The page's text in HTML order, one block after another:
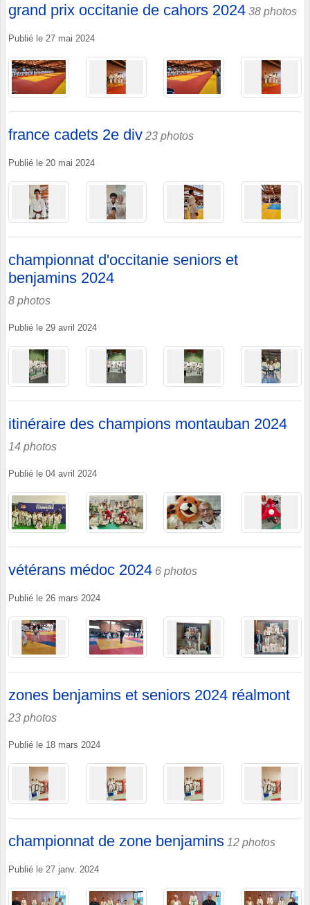
grand prix occitanie de cahors 2024 38 photos
Publié le 27 mai 2024
france cadets 2e div 23 photos
Publié le 20 mai 2024
championnat d'occitanie seniors et
benjamins 2024
8 photos
Publié le 29 avril 2024
itinéraire des champions montauban 2024
14 photos
Publié le 04 avril 2024
vétérans médoc 2024 6 photos
Publié le 26 mars 2024
zones benjamins et seniors 2024 réalmont
23 photos
Publié le 18 mars 2024
championnat de zone benjamins 12 photos
Publié le 27 janv. 2024